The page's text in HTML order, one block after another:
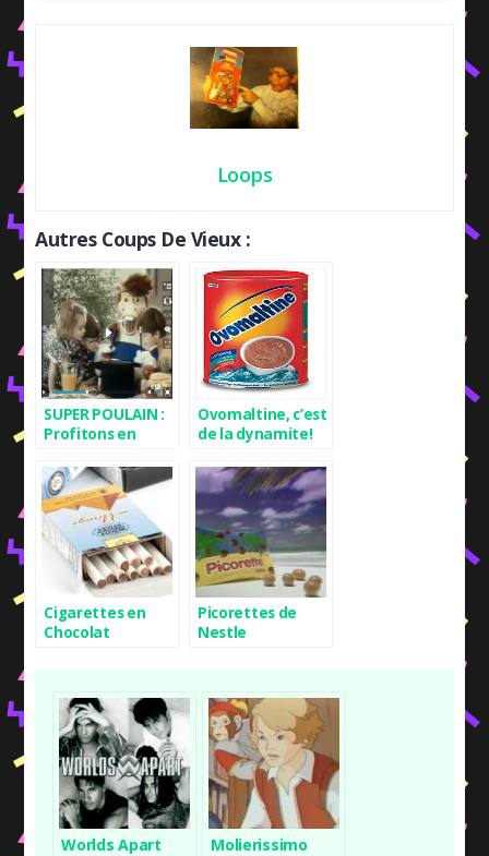
Loops
Autres Coups De Vieux :
SUPER POULAIN :
Profitons en
grand
Ovomaltine, c’est
de la dynamite!
Cigarettes en
Chocolat
Picorettes de
Nestle
Worlds Apart Molierissimo